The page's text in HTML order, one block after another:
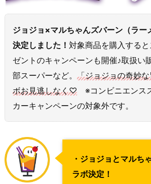
ジョジョ×マルちゃんズバーン（ラー
決定しました！ 対象商品を購入する
ゼントのキャンペーンも開催♪取扱い
部スーパーなど。 「ジョジョの奇妙
ボお見逃しなく♡ ※コンビニエンス
カーキャンペーンの対象外です。
・ジョジョとマルち
ラボ決定！